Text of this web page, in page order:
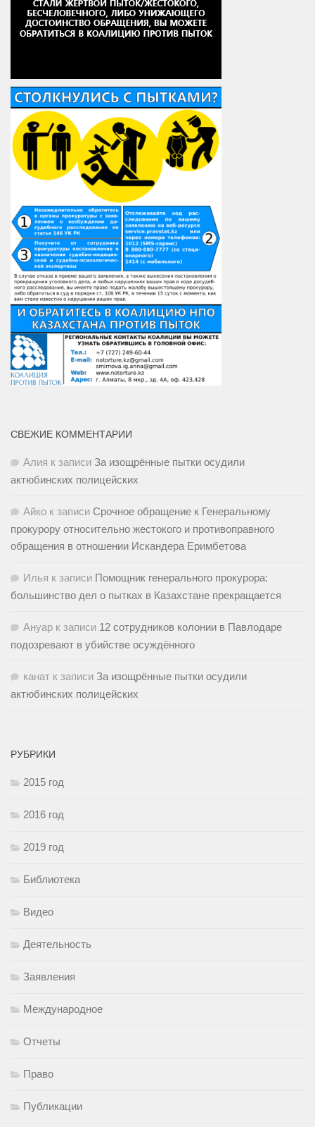
СВЕЖИЕ КОММЕНТАРИИ
Алия к записи За изощрённые пытки осудили
актюбинских полицейских
Айко к записи Срочное обращение к Генеральному
прокурору относительно жестокого и противоправного
обращения в отношении Искандера Еримбетова
Илья к записи Помощник генерального прокурора:
большинство дел о пытках в Казахстане прекращается
Ануар к записи 12 сотрудников колонии в Павлодаре
подозревают в убийстве осуждённого
канат к записи За изощрённые пытки осудили
актюбинских полицейских
РУБРИКИ
2015 год
2016 год
2019 год
Библиотека
Видео
Деятельность
Заявления
Международное
Отчеты
Право
Публикации